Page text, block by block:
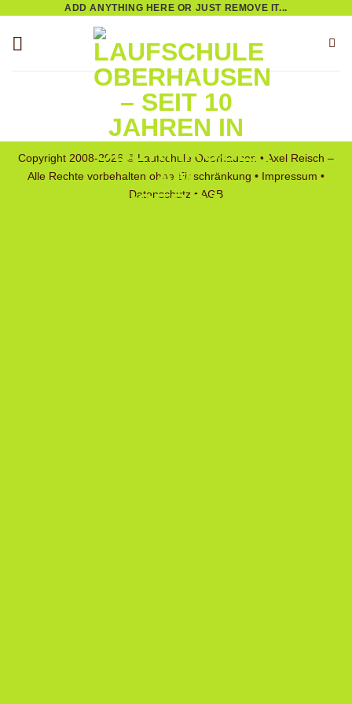
springen
ADD ANYTHING HERE OR JUST REMOVE IT...
Copyright 2008-2026 © Laufschule Oberhausen • Axel Reisch –
Alle Rechte vorbehalten ohne Einschränkung • Impressum •
Datenschutz • AGB